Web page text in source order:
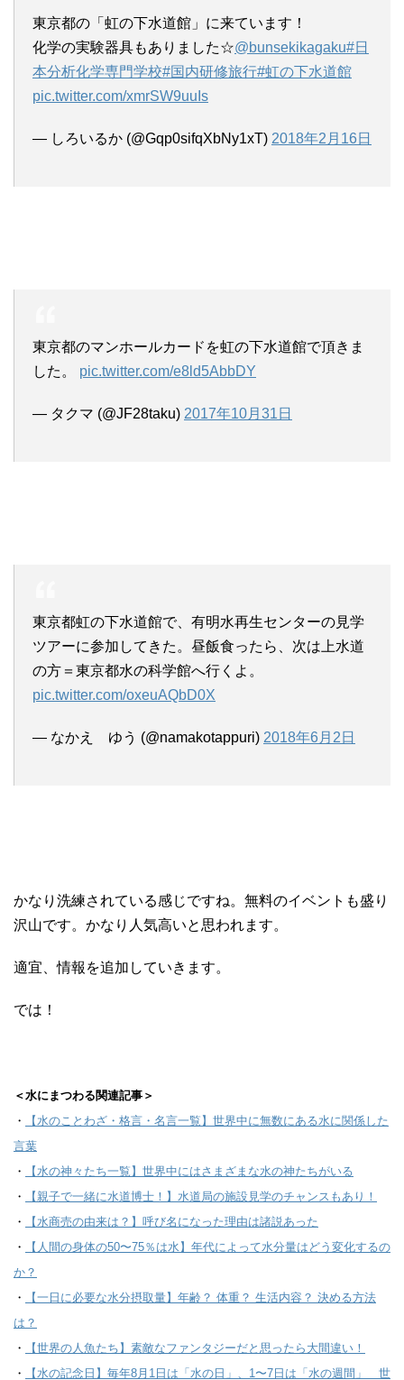
東京都の「虹の下水道館」に来ています！
化学の実験器具もありました☆@bunsekikagaku#日
本分析化学専門学校#国内研修旅行#虹の下水道館
pic.twitter.com/xmrSW9uuIs
— しろいるか (@Gqp0sifqXbNy1xT) 2018年2月16日
東京都のマンホールカードを虹の下水道館で頂きま
した。 pic.twitter.com/e8ld5AbbDY
— タクマ (@JF28taku) 2017年10月31日
東京都虹の下水道館で、有明水再生センターの見学
ツアーに参加してきた。昼飯食ったら、次は上水道
の方＝東京都水の科学館へ行くよ。
pic.twitter.com/oxeuAQbD0X
— なかえ ゆう (@namakotappuri) 2018年6月2日
かなり洗練されている感じですね。無料のイベントも盛り
沢山です。かなり人気高いと思われます。
適宜、情報を追加していきます。
では！
＜水にまつわる関連記事＞
・
【水のことわざ・格言・名言一覧】世界中に無数にある水に関係した
言葉
・
【水の神々たち一覧】世界中にはさまざまな水の神たちがいる
・
【親子で一緒に水道博士！】水道局の施設見学のチャンスもあり！
・
【水商売の由来は？】呼び名になった理由は諸説あった
・
【人間の身体の50〜75％は水】年代によって水分量はどう変化するの
か？
・
【一日に必要な水分摂取量】年齢？ 体重？ 生活内容？ 決める方法
は？
・
【世界の人魚たち】素敵なファンタジーだと思ったら大間違い！
・
【水の記念日】毎年8月1日は「水の日」、1〜7日は「水の週間」 世